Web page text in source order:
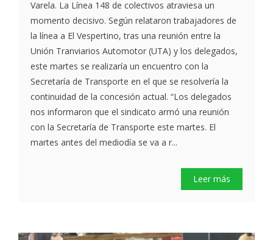
Varela. La Línea 148 de colectivos atraviesa un
momento decisivo. Según relataron trabajadores de
la línea a El Vespertino, tras una reunión entre la
Unión Tranviarios Automotor (UTA) y los delegados,
este martes se realizaría un encuentro con la
Secretaría de Transporte en el que se resolvería la
continuidad de la concesión actual. “Los delegados
nos informaron que el sindicato armó una reunión
con la Secretaría de Transporte este martes. El
martes antes del mediodía se va a r...
Leer más